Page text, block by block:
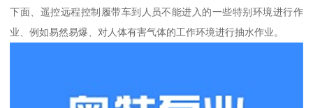
下面、遥控远程控制履带车到人员不能进入的一些特别环境进行作
业、例如易然易爆、对人体有害气体的工作环境进行抽水作业。